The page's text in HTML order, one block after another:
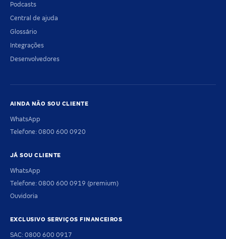
Podcasts
Central de ajuda
Glossário
Integrações
Desenvolvedores
AINDA NÃO SOU CLIENTE
WhatsApp
Telefone: 0800 600 0920
JÁ SOU CLIENTE
WhatsApp
Telefone: 0800 600 0919 (premium)
Ouvidoria
EXCLUSIVO SERVIÇOS FINANCEIROS
SAC: 0800 600 0917